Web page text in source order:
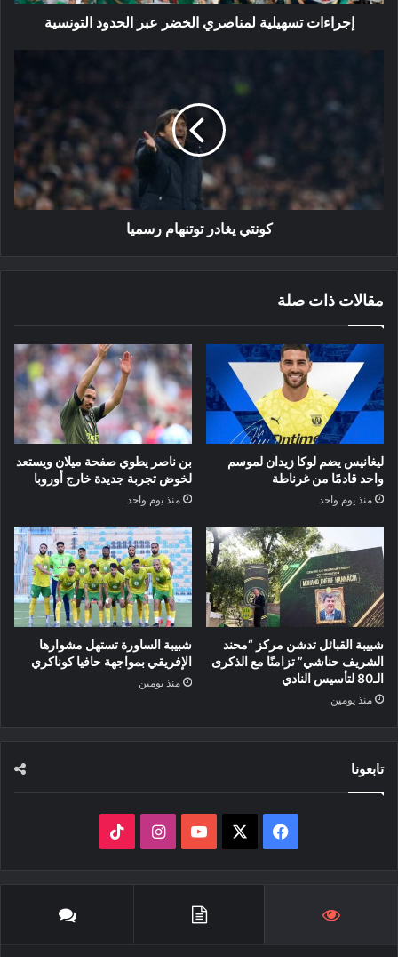
إجراءات تسهيلية لمناصري الخضر عبر الحدود التونسية
كونتي يغادر توتنهام رسميا
مقالات ذات صلة
ليغانيس يضم لوكا زيدان لموسم
واحد قادمًا من غرناطة
منذ يوم واحد
بن ناصر يطوي صفحة ميلان ويستعد
لخوض تجربة جديدة خارج أوروبا
منذ يوم واحد
شبيبة القبائل تدشن مركز “محند
الشريف حناشي” تزامنًا مع الذكرى
الـ80 لتأسيس النادي
منذ يومين
شبيبة الساورة تستهل مشوارها
الإفريقي بمواجهة حافيا كوناكري
منذ يومين
تابعونا
فيسبوك ‫YouTubeانستقرام